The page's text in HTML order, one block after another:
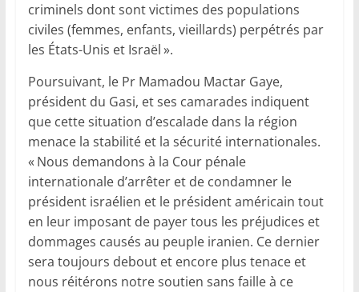
criminels dont sont victimes des populations
civiles (femmes, enfants, vieillards) perpétrés par
les États-Unis et Israël ».
Poursuivant, le Pr Mamadou Mactar Gaye,
président du Gasi, et ses camarades indiquent
que cette situation d’escalade dans la région
menace la stabilité et la sécurité internationales.
« Nous demandons à la Cour pénale
internationale d’arrêter et de condamner le
président israélien et le président américain tout
en leur imposant de payer tous les préjudices et
dommages causés au peuple iranien. Ce dernier
sera toujours debout et encore plus tenace et
nous réitérons notre soutien sans faille à ce